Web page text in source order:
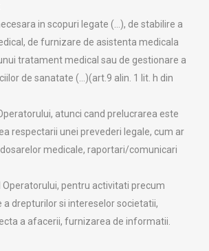
in scopuri legate (…), de stabilire a
de furnizare de asistenta medicala
tratament medical sau de gestionare a
de sanatate (…)(art.9 alin. 1 lit. h din
atunci cand prelucrarea este
respectarii unei prevederi legale, cum ar
medicale, raportari/comunicari
pentru activitati precum
a drepturilor si intereselor societatii,
a afacerii, furnizarea de informatii.